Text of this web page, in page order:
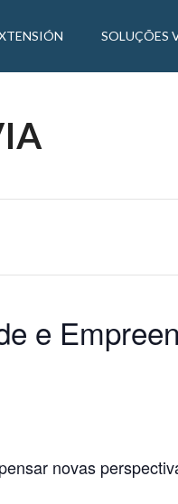
SOLUÇÕES
e
novas